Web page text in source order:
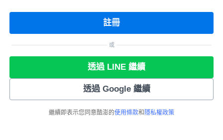
註冊
或
透過 LINE 繼續
透過 Google 繼續
繼續即表示您同意酷澎的使用條款和 隱私權政策